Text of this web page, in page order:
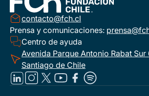
contacto@fch.cl
Prensa y comunicaciones:
Centro de ayuda
Avenida Parque Antonio Rabat Sur
Santiago de Chile